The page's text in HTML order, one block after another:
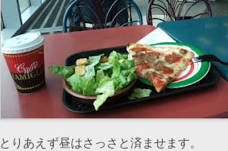
とりあえず昼はさっさと済ませます。